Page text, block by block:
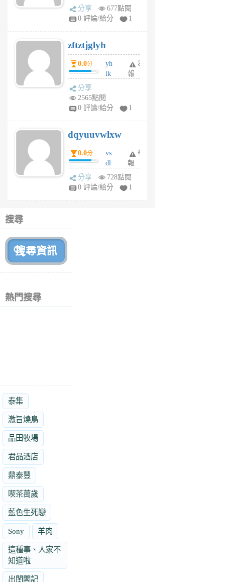
rh
pe
月
前
分享
677點閱
0 評論/給分
1
zftztjglyh
0.0分
yh
ik
tu
6
個
月
前
舉
報
分享
2565點閱
0 評論/給分
1
dqyuuvwlxw
0.0分
vs
dl
sq
fy
舉
報
分享
728點閱
0 評論/給分
1
搜尋
熱門搜尋
泰集
激旨燒鳥
品田牧場
君品酒店
鼎泰豐
喫茶萬歲
藍色生死戀
Sony 羊肉
這種事、人家不
知道啦
出閨閣記